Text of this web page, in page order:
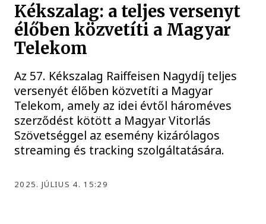
Kékszalag: a teljes versenyt
élőben közvetíti a Magyar
Telekom
Az 57. Kékszalag Raiffeisen Nagydíj teljes
versenyét élőben közvetíti a Magyar
Telekom, amely az idei évtől hároméves
szerződést kötött a Magyar Vitorlás
Szövetséggel az esemény kizárólagos
streaming és tracking szolgáltatására.
2025. JÚLIUS 4. 15:29